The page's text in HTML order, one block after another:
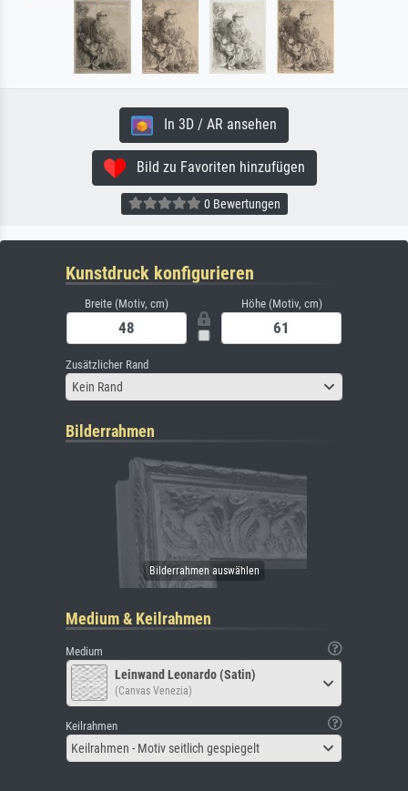
In 3D / AR ansehen
Bild zu Favoriten hinzufügen
0 Bewertungen
Kunstdruck konfigurieren
Breite (Motiv, cm) Höhe (Motiv, cm)
Zusätzlicher Rand
Kein Rand
Bilderrahmen
Medium & Keilrahmen
Medium
Leinwand Leonardo (Satin)
(Canvas Venezia)
Keilrahmen
Keilrahmen - Motiv seitlich gespiegelt